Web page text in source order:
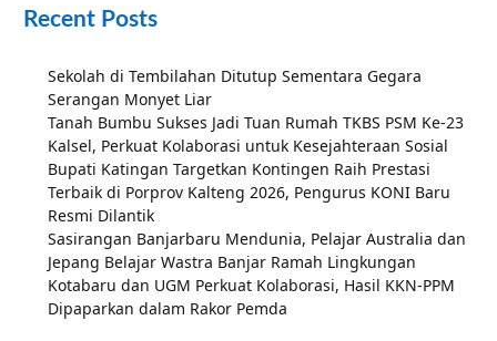
Recent Posts
Sekolah di Tembilahan Ditutup Sementara Gegara
Serangan Monyet Liar
Tanah Bumbu Sukses Jadi Tuan Rumah TKBS PSM Ke-23
Kalsel, Perkuat Kolaborasi untuk Kesejahteraan Sosial
Bupati Katingan Targetkan Kontingen Raih Prestasi
Terbaik di Porprov Kalteng 2026, Pengurus KONI Baru
Resmi Dilantik
Sasirangan Banjarbaru Mendunia, Pelajar Australia dan
Jepang Belajar Wastra Banjar Ramah Lingkungan
Kotabaru dan UGM Perkuat Kolaborasi, Hasil KKN-PPM
Dipaparkan dalam Rakor Pemda